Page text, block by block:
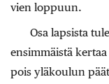
vien loppuun.
Osa lapsista
ensimmäistä
pois yläkoulun